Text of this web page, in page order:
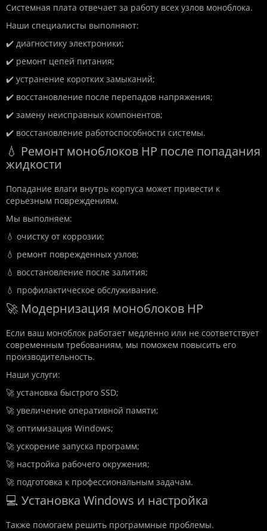
Системная плата отвечает за работу всех узлов моноблока.
Наши специалисты выполняют:
✔️ диагностику электроники;
✔️ ремонт цепей питания;
✔️ устранение коротких замыканий;
✔️ восстановление после перепадов напряжения;
✔️ замену неисправных компонентов;
✔️ восстановление работоспособности системы.
💧 Ремонт моноблоков HP после попадания
жидкости
Попадание влаги внутрь корпуса может привести к
серьезным повреждениям.
Мы выполняем:
💧 очистку от коррозии;
💧 ремонт поврежденных узлов;
💧 восстановление после залития;
💧 профилактическое обслуживание.
🚀 Модернизация моноблоков HP
Если ваш моноблок работает медленно или не соответствует
современным требованиям, мы поможем повысить его
производительность.
Наши услуги:
🚀 установка быстрого SSD;
🚀 увеличение оперативной памяти;
🚀 оптимизация Windows;
🚀 ускорение запуска программ;
🚀 настройка рабочего окружения;
🚀 подготовка к профессиональным задачам.
💻 Установка Windows и настройка
Также помогаем решить программные проблемы.